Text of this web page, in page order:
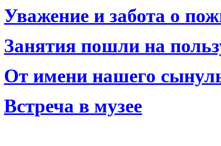
Уважение и забота о
Занятия пошли на
От имени нашего
Встреча в музее